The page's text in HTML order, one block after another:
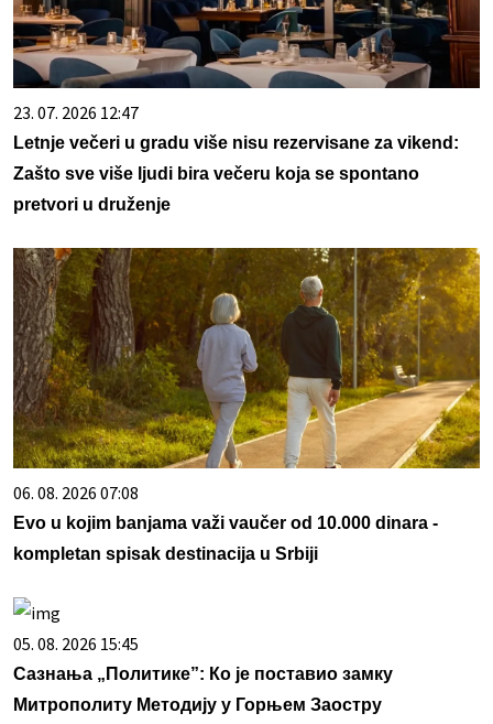
23. 07. 2026 12:47
Letnje večeri u gradu više nisu rezervisane za vikend:
Zašto sve više ljudi bira večeru koja se spontano
pretvori u druženje
06. 08. 2026 07:08
Evo u kojim banjama važi vaučer od 10.000 dinara -
kompletan spisak destinacija u Srbiji
05. 08. 2026 15:45
Сазнања „Политике”: Ко је поставио замку
Митрополиту Методију у Горњем Заостру